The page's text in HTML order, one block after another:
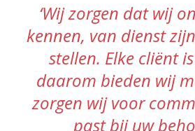
‘Wij zorgen dat wij
kennen, van dienst
stellen. Elke cliënt
daarom bieden wij
zorgen wij voor
past bij uw